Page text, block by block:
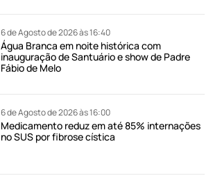
6 de Agosto de 2026 às 16:40
Água Branca em noite histórica com
inauguração de Santuário e show de Padre
Fábio de Melo
6 de Agosto de 2026 às 16:00
Medicamento reduz em até 85% internações
no SUS por fibrose cística